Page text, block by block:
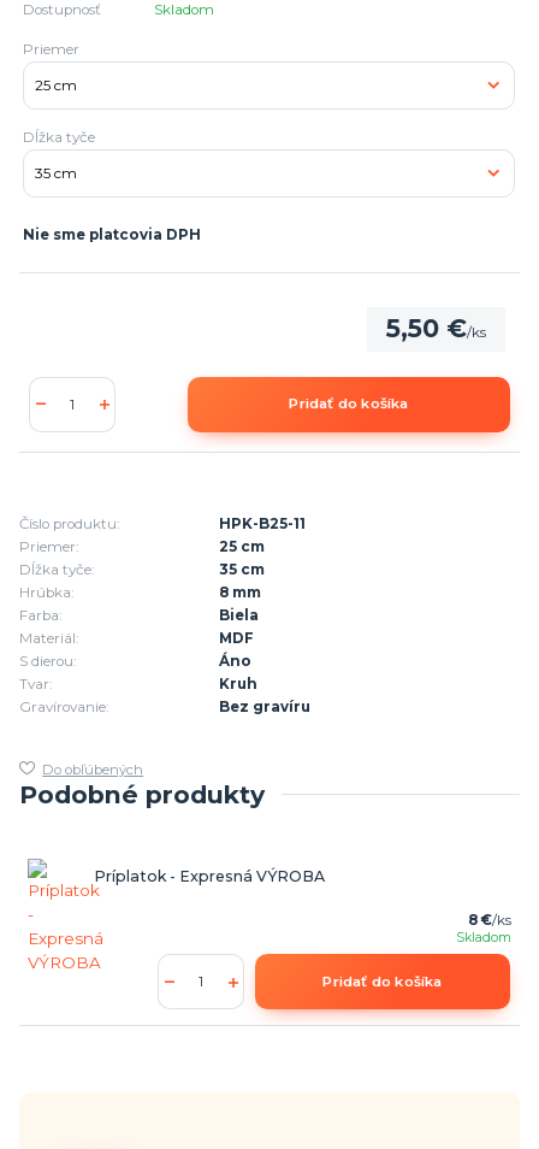
Dostupnosť Skladom
Priemer
Dĺžka tyče
Nie sme platcovia DPH
5,50 €/ks
Pridať do košíka
Číslo produktu:
HPK-B25-11
Priemer:
25 cm
Dĺžka tyče:
35 cm
Hrúbka:
8 mm
Farba:
Biela
Materiál:
MDF
S dierou:
Áno
Tvar:
Kruh
Gravírovanie:
Bez gravíru
Do obľúbených
Podobné produkty
Príplatok - Expresná VÝROBA
8 €/ks
Skladom
Pridať do košíka